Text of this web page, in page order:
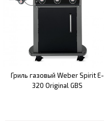
Гриль газовый Weber Spirit E-
320 Original GBS